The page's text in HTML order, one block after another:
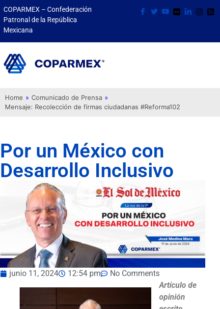
COPARMEX – Confederación
Patronal de la República
Mexicana
Home » Comunicado de Prensa »
Mensaje: Recolección de firmas ciudadanas #Reforma102
Por un México con
Desarrollo Inclusivo
junio 11, 2024 12:54 pm
No Comments
Artículo de
opinión